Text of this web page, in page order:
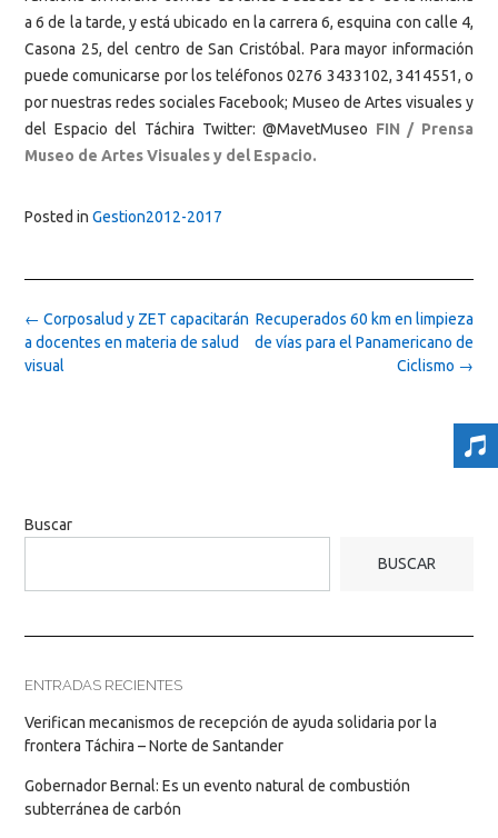
a 6 de la tarde, y está ubicado en la carrera 6, esquina con calle 4,
Casona 25, del centro de San Cristóbal. Para mayor información
puede comunicarse por los teléfonos 0276 3433102, 3414551, o
por nuestras redes sociales Facebook; Museo de Artes visuales y
del Espacio del Táchira Twitter: @MavetMuseo FIN / Prensa
Museo de Artes Visuales y del Espacio.
Posted in Gestion2012-2017
Post
navigation
Recuperados 60 km en limpieza
de vías para el Panamericano de
Ciclismo →
← Corposalud y ZET capacitarán
a docentes en materia de salud
visual
Buscar
BUSCAR
ENTRADAS RECIENTES
Verifican mecanismos de recepción de ayuda solidaria por la
frontera Táchira – Norte de Santander
Gobernador Bernal: Es un evento natural de combustión
subterránea de carbón